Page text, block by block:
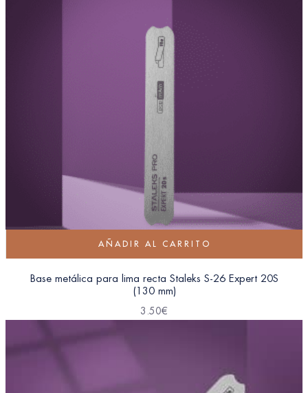
AÑADIR AL CARRITO
Base metálica para lima recta Staleks S-26 Expert 20S
(130 mm)
3.50€